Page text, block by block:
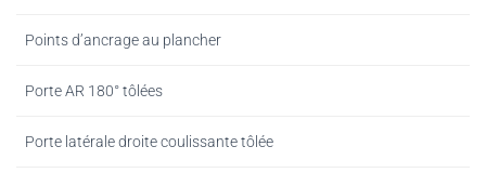
Points d’ancrage au plancher
Porte AR 180° tôlées
Porte latérale droite coulissante tôlée